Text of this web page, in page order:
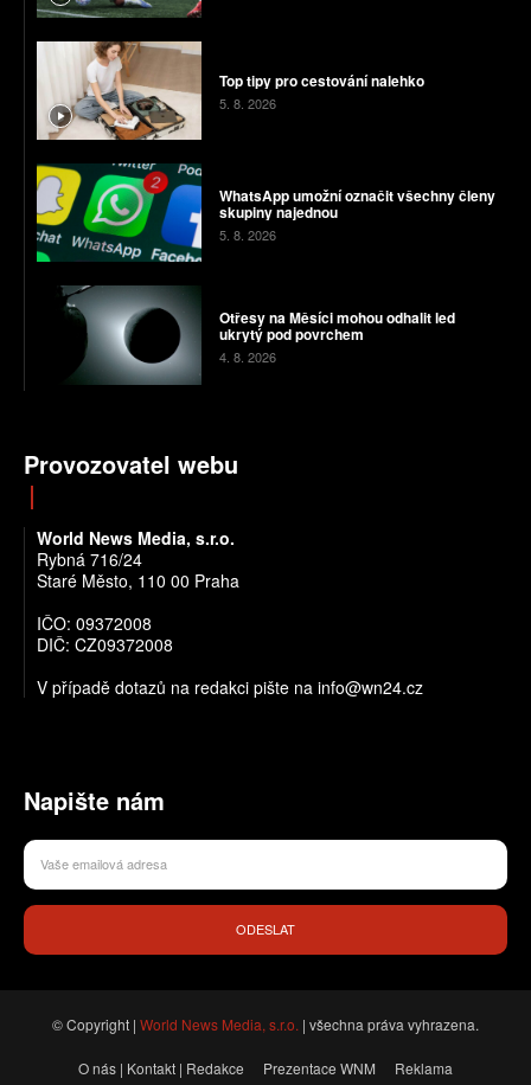
Top tipy pro cestování nalehko
5. 8. 2026
WhatsApp umožní označit všechny členy
skupiny najednou
5. 8. 2026
Otřesy na Měsíci mohou odhalit led
ukrytý pod povrchem
4. 8. 2026
Provozovatel webu
World News Media, s.r.o.
Rybná 716/24
Staré Město, 110 00 Praha
IČO: 09372008
DIČ: CZ09372008
V případě dotazů na redakci pište na info@wn24.cz
Napište nám
ODESLAT
© Copyright | World News Media, s.r.o. | všechna práva vyhrazena.
O nás | Kontakt | Redakce Prezentace WNM
Reklama